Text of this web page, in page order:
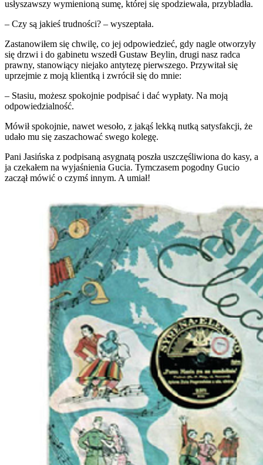
usłyszawszy wymienioną sumę, której się spodziewała, przybladła.
– Czy są jakieś trudności? – wyszeptała.
Zastanowiłem się chwilę, co jej odpowiedzieć, gdy nagle otworzyły
się drzwi i do gabinetu wszedł Gustaw Beylin, drugi nasz radca
prawny, stanowiący niejako antytezę pierwszego. Przywitał się
uprzejmie z moją klientką i zwrócił się do mnie:
– Stasiu, możesz spokojnie podpisać i dać wypłaty. Na moją
odpowiedzialność.
Mówił spokojnie, nawet wesoło, z jakąś lekką nutką satysfakcji, że
udało mu się zaszachować swego kolegę.
Pani Jasińska z podpisaną asygnatą poszła uszczęśliwiona do kasy, a
ja czekałem na wyjaśnienia Gucia. Tymczasem pogodny Gucio
zaczął mówić o czymś innym. A umiał!